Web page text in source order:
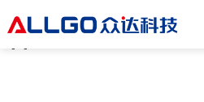
粉色app直播,粉色视
app,粉色视频在线观看